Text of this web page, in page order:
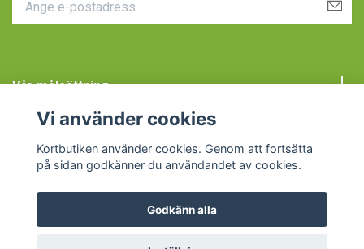
Vår målsättning
© 2026 Kortbutiken
Vi använder cookies
Kortbutiken använder cookies. Genom att fortsätta
på sidan godkänner du användandet av cookies.
Godkänn alla